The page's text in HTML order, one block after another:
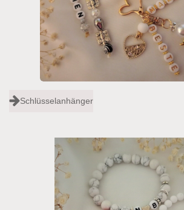
Schlüsselanhänger